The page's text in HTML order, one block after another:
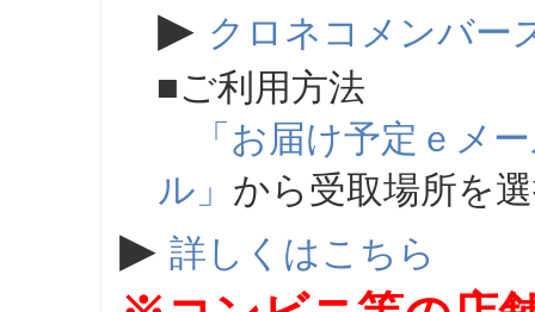
▶ クロネコメンバー
■ご利用方法
「お届け予定ｅメ
ル」 から受取場所を
▶ 詳しくはこちら